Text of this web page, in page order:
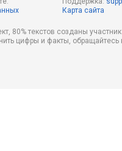
Карта сайта
80% текстов созданы
цифры и факты,